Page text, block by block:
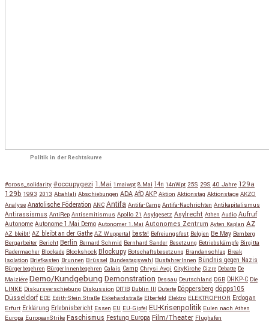
Politik in der Rechtskurve
#cross_solidarity #occupygezi 1.Mai 1maiwpt 8.Mai 14n 14nWpt 25S 29S 40 Jahre 129a
129b 1993 2013 Abahlali Abschiebungen ADA AfD AKP Aktion Aktionstag Aktionstage AKZO
Analyse Anatolische Föderation ANC Antifa Antifa-Camp Antifa-Nachrichten Antikapitalismus
Antirassismus AntiRep Antisemitismus Apollo 21 Asylgesetz Asylrecht Athen Audio Aufruf
Autonome Autonome 1.Mai Demo Autonomer 1.Mai Autonomes Zentrum Ayten Kaplan AZ
AZ bleibt! AZ bleibt an der Gathe AZ Wuppertal basta! Befreiungsfest Belgien Be May Bemberg
Bergarbeiter Bericht Berlin Bernard Schmid Bernhard Sander Besetzung Betriebskämpfe Birgitta
Radermacher Blockade Blockshock Blockupy Botschaftsbesetzung Brandanschlag Break
Isolation Briefkasten Brunnen Brüssel Bundestagswahl BusfahrerInnen Bündnis gegen Nazis
Bürgerbegehren BürgerInnenbegehren Calais Camp Chrysi Avgi CityKirche Cizre Debatte De
Maiziére Demo/Kundgebung Demonstration Dessau Deutschland DGB DHKP-C Die
LINKE Diskursverschiebung Diskussion DITIB Dublin III Duterte Döppersberg döpps105
Düsseldorf ECE Edith-Stein Straße Ekkehardstraße Elberfeld Elektro ELEKTROPHOR Erdogan
Erfurt Erklärung Erlebnisbericht Essen EU EU-Gipfel EU-Krisenpolitik Eulen nach Athen
Europa EuropeanStrike Faschismus Festung Europa Film/Theater Flughafen